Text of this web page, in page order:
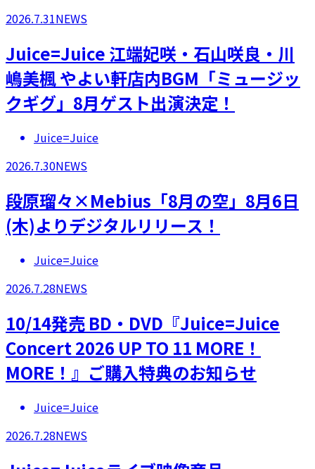
2026.7.31NEWS
Juice=Juice 江端妃咲・石山咲良・川
嶋美楓 やよい軒店内BGM「ミュージッ
クギグ」8月ゲスト出演決定！
Juice=Juice
2026.7.30NEWS
段原瑠々×Mebius「8月の空」8月6日
(木)よりデジタルリリース！
Juice=Juice
2026.7.28NEWS
10/14発売 BD・DVD『Juice=Juice
Concert 2026 UP TO 11 MORE！
MORE！』ご購入特典のお知らせ
Juice=Juice
2026.7.28NEWS